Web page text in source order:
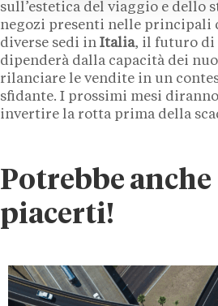
sull’estetica del viaggio e dello
negozi presenti nelle principali
diverse sedi in Italia, il futuro di
dipenderà dalla capacità dei
rilanciare le vendite in un
sfidante. I prossimi mesi
invertire la rotta prima della
Potrebbe anche
piacerti!